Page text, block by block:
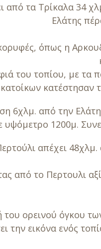
από τα Τρίκαλα 34
Ελάτης
όπως η
του τοπίου, με τα
κατοίκων κατέστησαν
6χλμ. από την
υψόμετρο 1200μ.
απέχει
από το Περτουλι
ορεινού όγκου
την εικόνα ενός